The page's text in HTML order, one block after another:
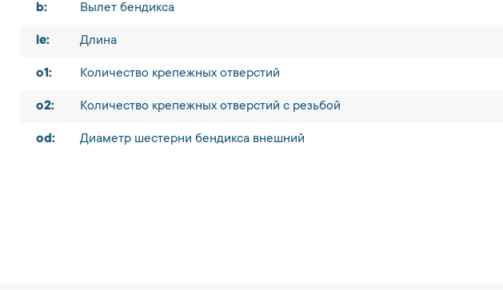
b: Вылет бендикса
le: Длина
o1: Количество крепежных отверстий
o2: Количество крепежных отверстий с резьбой
od: Диаметр шестерни бендикса внешний